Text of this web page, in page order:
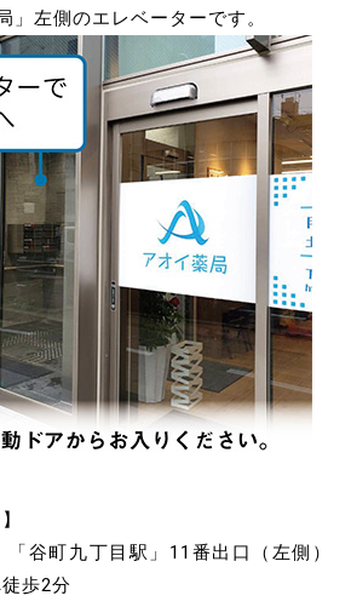
」左側のエレベーターです。
「谷町九丁目駅」11番出口（左側）
歩2分